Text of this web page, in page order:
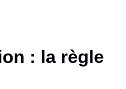
: la règle